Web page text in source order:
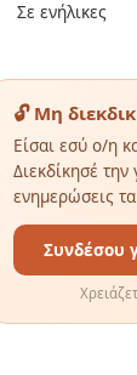
Σε ενήλικες
🔓 Μη
Είσαι εσύ ο/η
Διεκδίκησέ την
ενημερώσεις
Συνδέσου